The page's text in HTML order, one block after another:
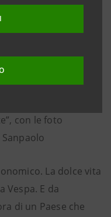
con le foto
La dolce vita
Vespa. E da
di un Paese che